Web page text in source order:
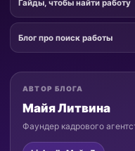
Гайды, чтобы найти работу
Блог про поиск работы
АВТОР БЛОГА
Майя Литвина
Фаундер кадрового